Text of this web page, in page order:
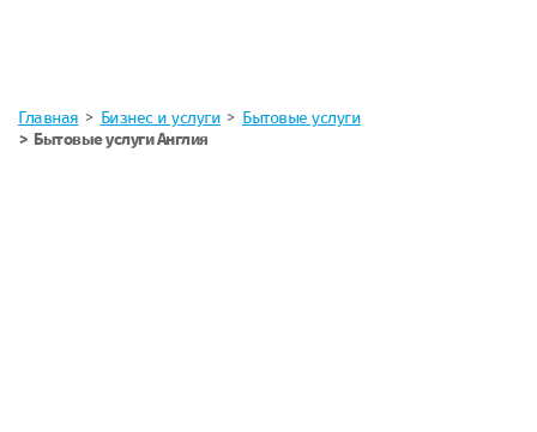
Главная Бизнес и услуги
Бытовые услуги
Бытовые услуги Англия